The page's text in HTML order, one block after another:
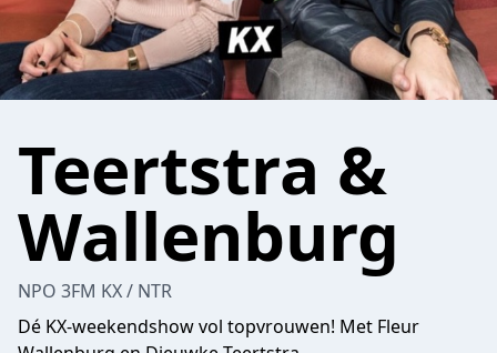
Teertstra &
Wallenburg
NPO 3FM KX / NTR
Dé KX-weekendshow vol topvrouwen! Met Fleur